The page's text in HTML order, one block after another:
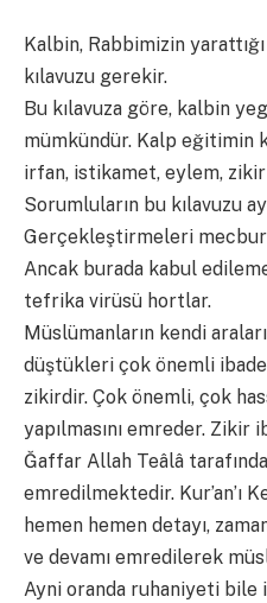
Kalbin, Rabbimizin
kılavuzu gerekir.
Bu kılavuza göre, kalbin
mümkündür. Kalp eğitimin
irfan, istikamet, eylem,
Sorumluların bu kılavuzu
Gerçekleştirmeleri
Ancak burada kabul
tefrika virüsü hortlar.
Müslümanların kendi
düştükleri çok önemli
zikirdir. Çok önemli, çok
yapılmasını emreder. Zikir
Ğaffar Allah Teâlâ
emredilmektedir. Kur’an’ı
hemen hemen detayı,
ve devamı emredilerek
Ayni oranda ruhaniyeti bile